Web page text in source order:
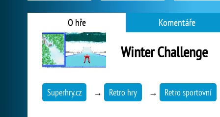
O hře Komentáře
Winter Challenge
Superhry.cz → Retro hry → Retro sportovní